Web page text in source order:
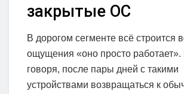
закрытые ОС
В дорогом сегменте всё строится
ощущения «оно просто работает».
говоря, после пары дней с такими
устройствами возвращаться к